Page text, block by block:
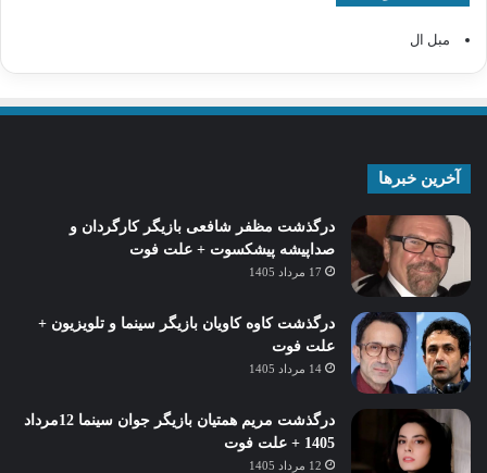
مبل ال
آخرین خبرها
درگذشت مظفر شافعی بازیگر کارگردان و
صداپیشه پیشکسوت + علت فوت
17 مرداد 1405
درگذشت کاوه کاویان بازیگر سینما و تلویزیون +
علت فوت
14 مرداد 1405
درگذشت مریم همتیان بازیگر جوان سینما 12مرداد
1405 + علت فوت
12 مرداد 1405